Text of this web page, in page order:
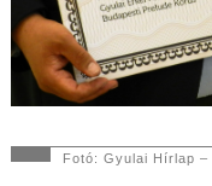
Fotó: Gyulai Hírlap –